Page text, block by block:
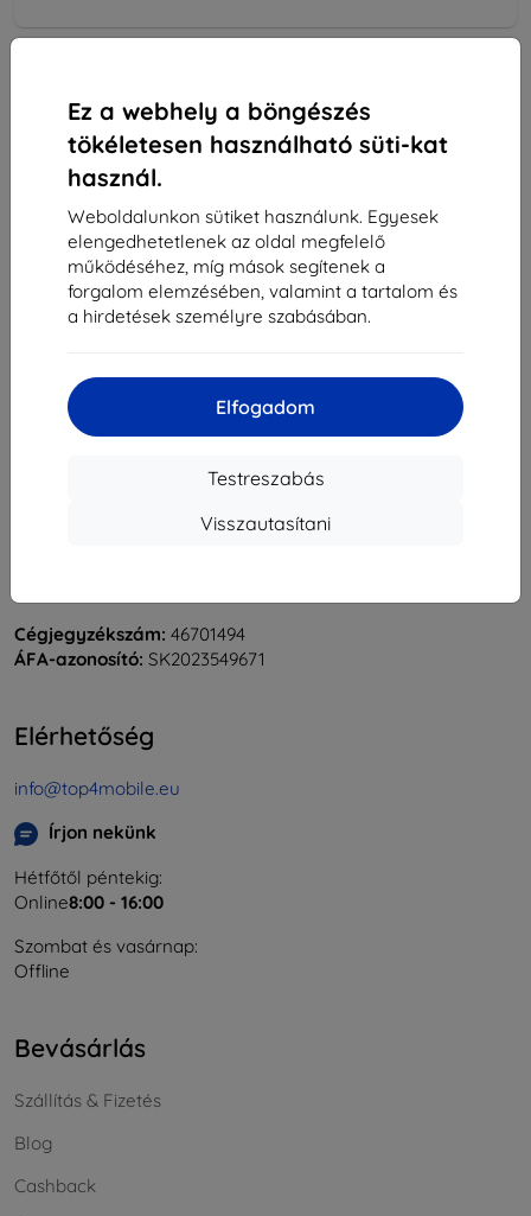
Ez a webhely a böngészés
tökéletesen használható süti-kat
használ.
Weboldalunkon sütiket használunk. Egyesek
elengedhetetlenek az oldal megfelelő
működéséhez, míg mások segítenek a
forgalom elemzésében, valamint a tartalom és
a hirdetések személyre szabásában.
Elfogadom
Testreszabás
Visszautasítani
Blog
Top4Mobile
Mobiltelefonok
Tokok és hátlapok mobiltelefonokhoz
Cégjegyzékszám: 46701494
ÁFA-azonosító: SK2023549671
Elérhetőség
info@top4mobile.eu
Írjon nekünk
Hétfőtől péntekig:
Online8:00 - 16:00
Szombat és vasárnap:
Offline
Bevásárlás
Szállítás & Fizetés
Blog
Cashback